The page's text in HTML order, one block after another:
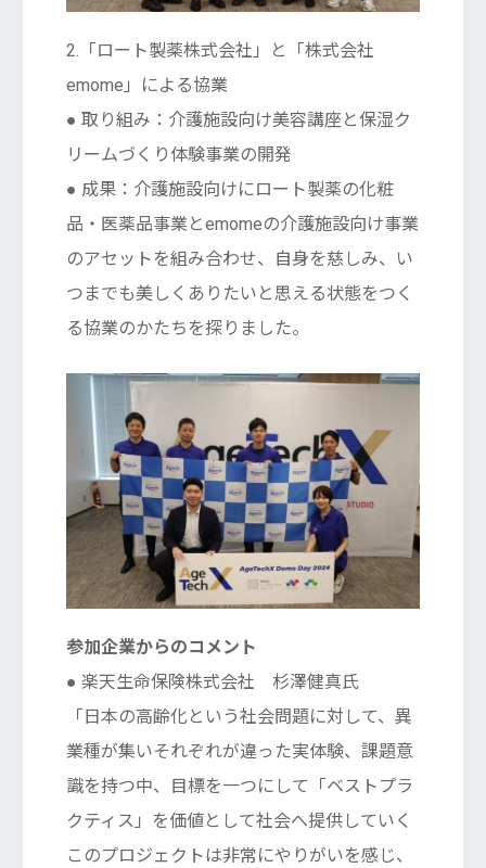
2.「ロート製薬株式会社」と「株式会社
emome」による協業
● 取り組み：介護施設向け美容講座と保湿ク
リームづくり体験事業の開発
● 成果：介護施設向けにロート製薬の化粧
品・医薬品事業とemomeの介護施設向け事業
のアセットを組み合わせ、自身を慈しみ、い
つまでも美しくありたいと思える状態をつく
る協業のかたちを探りました。
参加企業からのコメント
● 楽天生命保険株式会社 杉澤健真氏
「日本の高齢化という社会問題に対して、異
業種が集いそれぞれが違った実体験、課題意
識を持つ中、目標を一つにして「ベストプラ
クティス」を価値として社会へ提供していく
このプロジェクトは非常にやりがいを感じ、